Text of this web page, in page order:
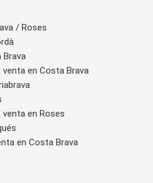
/ Roses
Brava
en Costa Brava
en Roses
en Costa Brava